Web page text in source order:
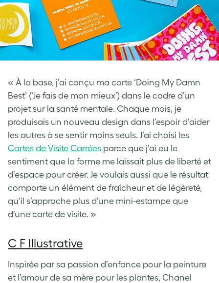
« À la base, j’ai conçu ma carte ‘Doing My Damn
Best’ (‘Je fais de mon mieux’) dans le cadre d’un
projet sur la santé mentale. Chaque mois, je
produisais un nouveau design dans l’espoir d’aider
les autres à se sentir moins seuls. J’ai choisi les
Cartes de Visite Carrées parce que j’ai eu le
sentiment que la forme me laissait plus de liberté et
d’espace pour créer. Je voulais aussi que le résultat
comporte un élément de fraîcheur et de légèreté,
qu’il s’approche plus d’une mini-estampe que
d’une carte de visite. »
C F Illustrative
Inspirée par sa passion d’enfance pour la peinture
et l’amour de sa mère pour les plantes, Chanel